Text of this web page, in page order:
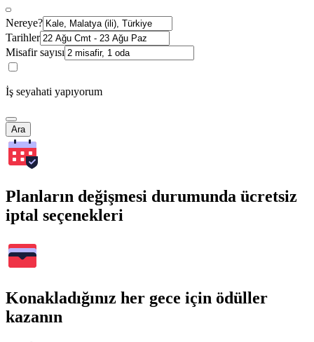
Nereye?
Tarihler
Misafir sayısı
İş seyahati yapıyorum
Ara
Planların değişmesi durumunda ücretsiz
iptal seçenekleri
Konakladığınız her gece için ödüller
kazanın